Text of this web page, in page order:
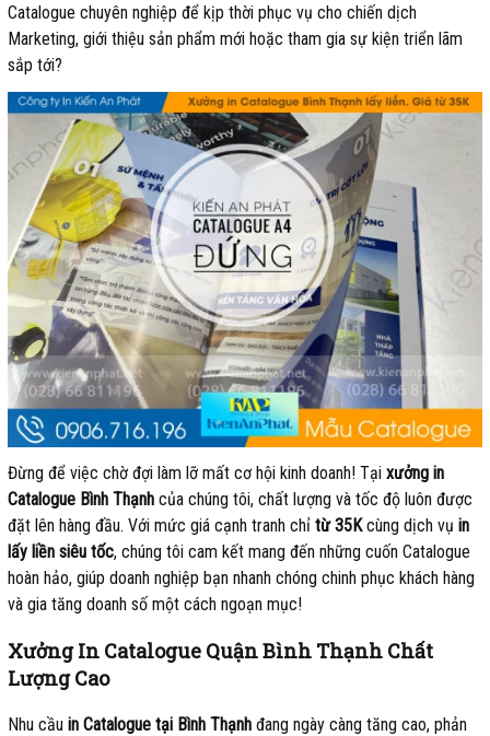
Catalogue chuyên nghiệp để kịp thời phục vụ cho chiến dịch
Marketing, giới thiệu sản phẩm mới hoặc tham gia sự kiện triển lãm
sắp tới?
Đừng để việc chờ đợi làm lỡ mất cơ hội kinh doanh! Tạixưởng in
Catalogue Bình Thạnh của chúng tôi, chất lượng và tốc độ luôn được
đặt lên hàng đầu. Với mức giá cạnh tranh chỉtừ 35Kcùng dịch vụin
lấy liền siêu tốc, chúng tôi cam kết mang đến những cuốn Catalogue
hoàn hảo, giúp doanh nghiệp bạn nhanh chóng chinh phục khách hàng
và gia tăng doanh số một cách ngoạn mục!
Xưởng In Catalogue Quận Bình Thạnh Chất
Lượng Cao
Nhu cầuin Catalogue tại Bình Thạnh đang ngày càng tăng cao, phản